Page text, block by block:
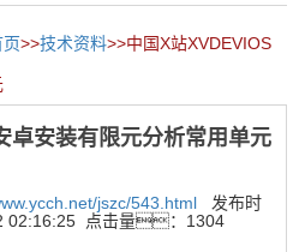
>>技术资料>>中国X站XVDEVIOS
卓安装有限元分析常用单元
jszc/543.html发布时
02:16:25 点击量：1304